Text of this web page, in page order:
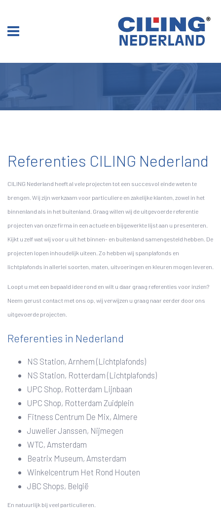
Referenties CILING Nederland
CILING Nederland heeft al vele projecten tot een succesvol einde weten te
brengen. Wij zijn werkzaam voor particuliere en zakelijke klanten, zowel in het
binnenland als in het buitenland. Graag willen wij de uitgevoerde referentie
projecten van onze firma in een actuele en bijgewerkte lijst aan u presenteren.
Kijkt u zelf wat wij voor u uit het binnen- en buitenland samengesteld hebben. De
projecten lopen inhoudelijk uiteen. Zo hebben wij spanplafonds en
lichtplafonds in allerlei soorten, maten, uitvoeringen en kleuren mogen leveren.
Loopt u met een bepaald idee rond en wilt u daar graag referenties voor inzien?
Neem gerust contact met ons op, wij verwijzen u graag naar eerder door ons
uitgevoerde projecten.
Referenties in Nederland
NS Station, Arnhem (Lichtplafonds)
NS Station, Rotterdam (Lichtplafonds)
UPC Shop, Rotterdam Lijnbaan
UPC Shop, Rotterdam Zuidplein
Fitness Centrum De Mix, Almere
Juwelier Janssen, Nijmegen
WTC, Amsterdam
Beatrix Museum, Amsterdam
Winkelcentrum Het Rond Houten
JBC Shops, België
En natuurlijk bij veel particulieren.